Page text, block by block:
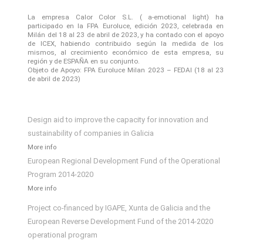
La empresa Calor Color S.L. ( a-emotional light) ha
participado en la FPA Euroluce, edición 2023, celebrada en
Milán del 18 al 23 de abril de 2023, y ha contado con el apoyo
de ICEX, habiendo contribuido según la medida de los
mismos, al crecimiento económico de esta empresa, su
región y de ESPAÑA en su conjunto.
Objeto de Apoyo: FPA Euroluce Milan 2023 – FEDAI (18 al 23
de abril de 2023)
Design aid to improve the capacity for innovation and
sustainability of companies in Galicia
More info
European Regional Development Fund of the Operational
Program 2014-2020
More info
Project co-financed by IGAPE, Xunta de Galicia and the
European Reverse Development Fund of the 2014-2020
operational program